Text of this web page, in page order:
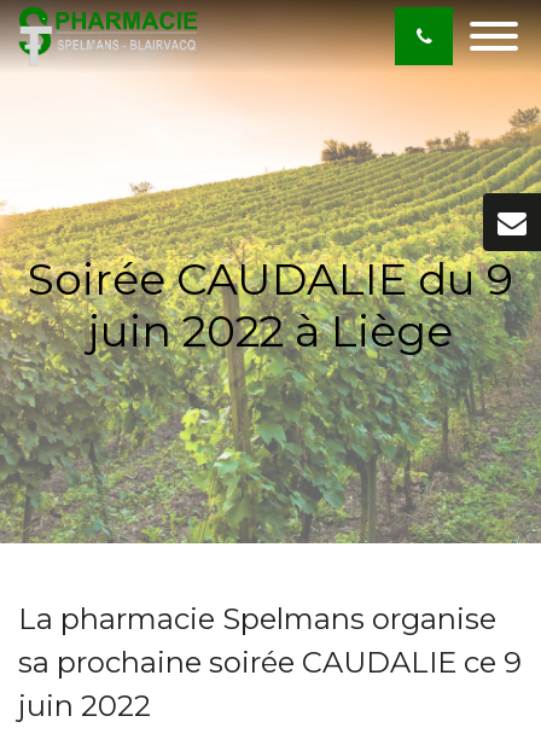
Soirée CAUDALIE du 9
juin 2022 à Liège
La pharmacie Spelmans organise
sa prochaine soirée CAUDALIE ce 9
juin 2022